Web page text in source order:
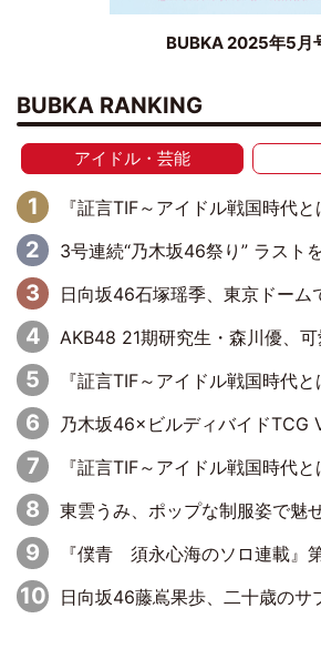
BUBKA 2025年5月
BUBKA RANKING
アイドル・芸能
『証言TIF～アイドル戦国時代とはなんだったのか～』第6回：でんぱ組.inc・古川未鈴×相沢梨紗「『ハロプロやりたかったな』って言った
3号連続“乃木坂46祭り” ラストを飾るのは賀喜遥香…5年ぶりの登場に「5年
日向坂46石塚瑶季、東京ドームで“観戦バレ”！ ナイツ・塙も認めた「巨人に詳しすぎるア
AKB48 21期研究生・森川優、可愛
『証言TIF～アイドル戦国時代とはなんだったのか～』第10回：さくら学院・武藤彩未×飯田らうら「正直、中3で辞め
乃木坂46×ビルディバイドTCG Vol.2公開 賀喜遥香＆田
『証言TIF～アイドル戦国時代とはなんだったのか～』第8回：Negicco・Nao☆×Megu×Kaede「東京から
東雲うみ、ポップな制服姿で魅せる
『僕青 須永心海のソロ連載』第18回：「バーゲンセー
日向坂46藤嶌果歩、二十歳のサプライズバースデーに大喜び「頼られる